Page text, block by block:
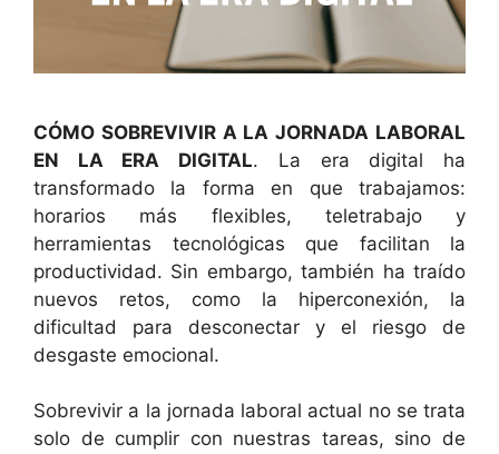
CÓMO SOBREVIVIR A LA JORNADA LABORAL
EN LA ERA DIGITAL. La era digital ha
transformado la forma en que trabajamos:
horarios más flexibles, teletrabajo y
herramientas tecnológicas que facilitan la
productividad. Sin embargo, también ha traído
nuevos retos, como la hiperconexión, la
dificultad para desconectar y el riesgo de
desgaste emocional.
Sobrevivir a la jornada laboral actual no se trata
solo de cumplir con nuestras tareas, sino de